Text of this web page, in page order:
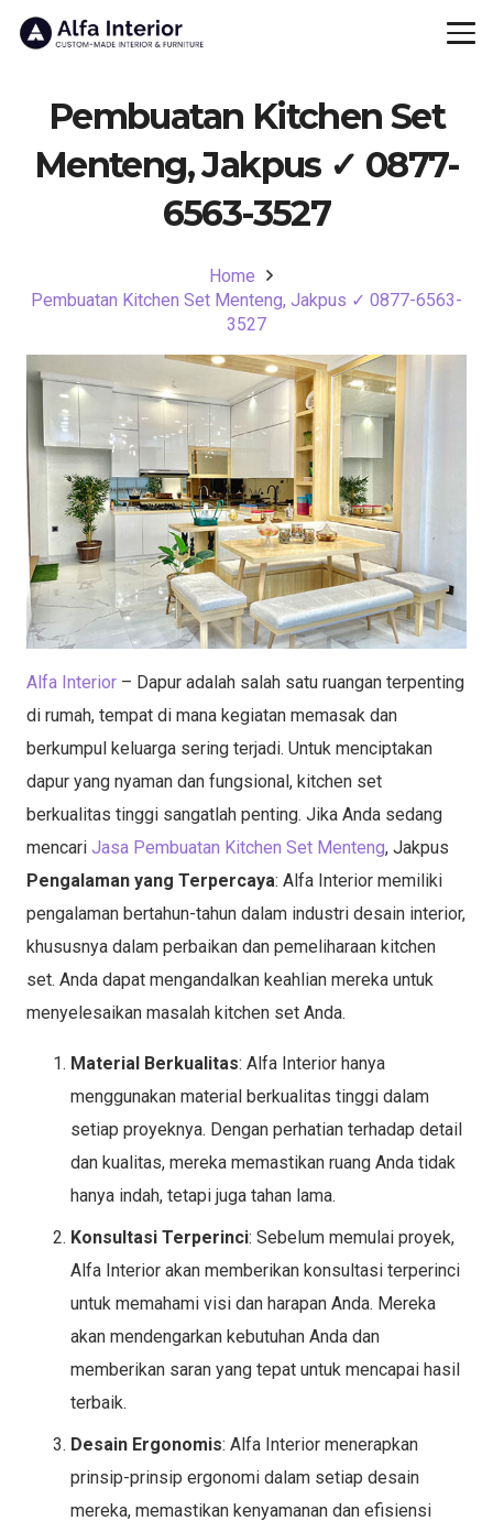
Pembuatan Kitchen Set
Menteng, Jakpus ✓ 0877-
6563-3527
Home
Pembuatan Kitchen Set Menteng, Jakpus ✓ 0877-6563-
3527
Alfa Interior – Dapur adalah salah satu ruangan terpenting
di rumah, tempat di mana kegiatan memasak dan
berkumpul keluarga sering terjadi. Untuk menciptakan
dapur yang nyaman dan fungsional, kitchen set
berkualitas tinggi sangatlah penting. Jika Anda sedang
mencari Jasa Pembuatan Kitchen Set Menteng, Jakpus
Pengalaman yang Terpercaya: Alfa Interior memiliki
pengalaman bertahun-tahun dalam industri desain interior,
khususnya dalam perbaikan dan pemeliharaan kitchen
set. Anda dapat mengandalkan keahlian mereka untuk
menyelesaikan masalah kitchen set Anda.
Material Berkualitas: Alfa Interior hanya
menggunakan material berkualitas tinggi dalam
setiap proyeknya. Dengan perhatian terhadap detail
dan kualitas, mereka memastikan ruang Anda tidak
hanya indah, tetapi juga tahan lama.
Konsultasi Terperinci: Sebelum memulai proyek,
Alfa Interior akan memberikan konsultasi terperinci
untuk memahami visi dan harapan Anda. Mereka
akan mendengarkan kebutuhan Anda dan
memberikan saran yang tepat untuk mencapai hasil
terbaik.
Desain Ergonomis: Alfa Interior menerapkan
prinsip-prinsip ergonomi dalam setiap desain
mereka, memastikan kenyamanan dan efisiensi